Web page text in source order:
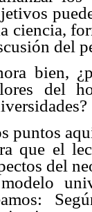
ciencia,
del
bien,
del
puntos
que el
del